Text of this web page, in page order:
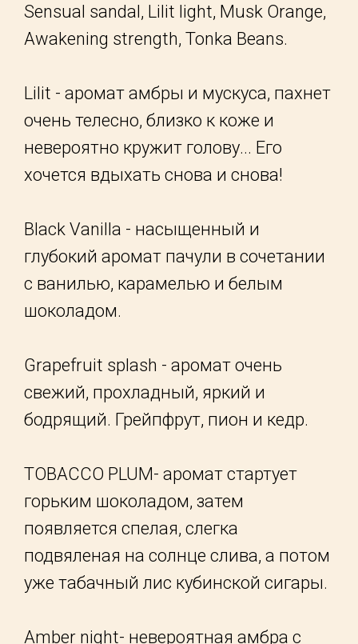
Sensual sandal, Lilit light, Musk Orange,
Awakening strength, Tonka Beans.
Lilit - аромат амбры и мускуса, пахнет
очень телесно, близко к коже и
невероятно кружит голову... Его
хочется вдыхать снова и снова!
Black Vanilla - насыщенный и
глубокий аромат пачули в сочетании
с ванилью, карамелью и белым
шоколадом.
Grapefruit splash - аромат очень
свежий, прохладный, яркий и
бодрящий. Грейпфрут, пион и кедр.
TOBACCO PLUM- аромат стартует
горьким шоколадом, затем
появляется спелая, слегка
подвяленая на солнце слива, а потом
уже табачный лис кубинской сигары.
Amber night- невероятная амбра с